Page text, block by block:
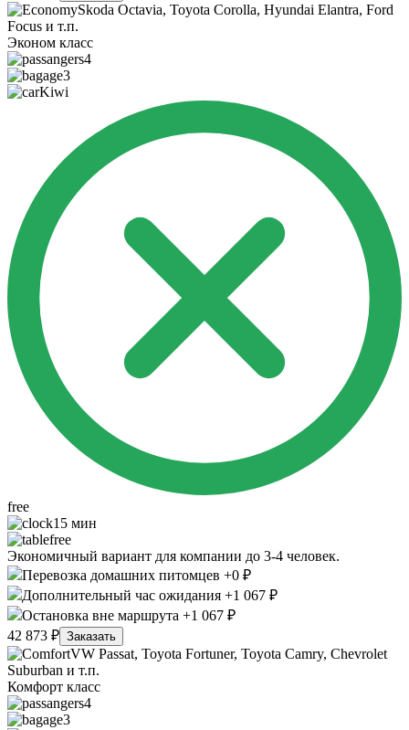
Skoda Octavia, Toyota Corolla, Hyundai Elantra, Ford
Focus и т.п.
Эконом класс
4
3
Kiwi
free
15 мин
free
Экономичный вариант для компании до 3-4 человек.
Перевозка домашних питомцев +0 ₽
Дополнительный час ожидания +1 067 ₽
Остановка вне маршрута +1 067 ₽
42 873 ₽ Заказать
VW Passat, Toyota Fortuner, Toyota Camry, Chevrolet
Suburban и т.п.
Комфорт класс
4
3